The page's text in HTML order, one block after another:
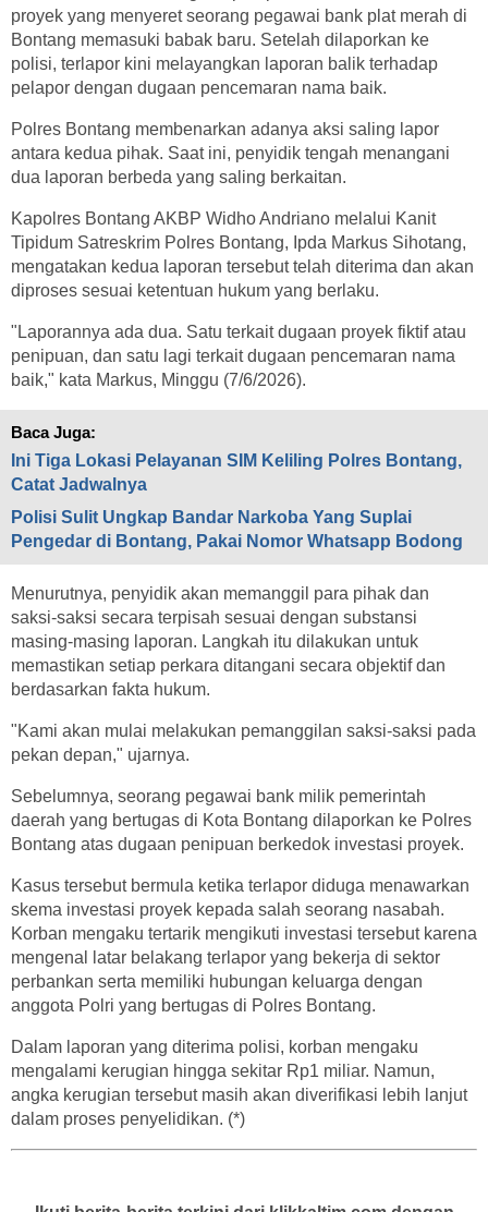
proyek yang menyeret seorang pegawai bank plat merah di
Bontang memasuki babak baru. Setelah dilaporkan ke
polisi, terlapor kini melayangkan laporan balik terhadap
pelapor dengan dugaan pencemaran nama baik.
Polres Bontang membenarkan adanya aksi saling lapor
antara kedua pihak. Saat ini, penyidik tengah menangani
dua laporan berbeda yang saling berkaitan.
Kapolres Bontang AKBP Widho Andriano melalui Kanit
Tipidum Satreskrim Polres Bontang, Ipda Markus Sihotang,
mengatakan kedua laporan tersebut telah diterima dan akan
diproses sesuai ketentuan hukum yang berlaku.
"Laporannya ada dua. Satu terkait dugaan proyek fiktif atau
penipuan, dan satu lagi terkait dugaan pencemaran nama
baik," kata Markus, Minggu (7/6/2026).
Baca Juga:
Ini Tiga Lokasi Pelayanan SIM Keliling Polres Bontang,
Catat Jadwalnya
Polisi Sulit Ungkap Bandar Narkoba Yang Suplai
Pengedar di Bontang, Pakai Nomor Whatsapp Bodong
Menurutnya, penyidik akan memanggil para pihak dan
saksi-saksi secara terpisah sesuai dengan substansi
masing-masing laporan. Langkah itu dilakukan untuk
memastikan setiap perkara ditangani secara objektif dan
berdasarkan fakta hukum.
"Kami akan mulai melakukan pemanggilan saksi-saksi pada
pekan depan," ujarnya.
Sebelumnya, seorang pegawai bank milik pemerintah
daerah yang bertugas di Kota Bontang dilaporkan ke Polres
Bontang atas dugaan penipuan berkedok investasi proyek.
Kasus tersebut bermula ketika terlapor diduga menawarkan
skema investasi proyek kepada salah seorang nasabah.
Korban mengaku tertarik mengikuti investasi tersebut karena
mengenal latar belakang terlapor yang bekerja di sektor
perbankan serta memiliki hubungan keluarga dengan
anggota Polri yang bertugas di Polres Bontang.
Dalam laporan yang diterima polisi, korban mengaku
mengalami kerugian hingga sekitar Rp1 miliar. Namun,
angka kerugian tersebut masih akan diverifikasi lebih lanjut
dalam proses penyelidikan. (*)